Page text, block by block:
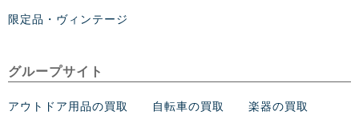
限定品・ヴィンテージ
グループサイト
アウトドア用品の買取 自転車の買取 楽器の買取